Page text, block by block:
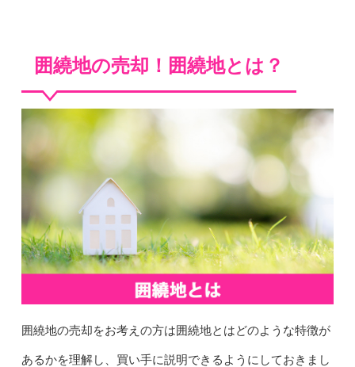
囲繞地の売却！囲繞地とは？
囲繞地の売却をお考えの方は囲繞地とはどのような特徴が
あるかを理解し、買い手に説明できるようにしておきまし